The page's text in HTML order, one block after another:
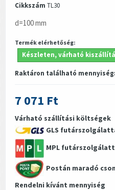
Cikkszám TL30
d=100 mm
Termék elérhetőség:
Készleten, várható
Raktáron található mennyiség:
7 071 Ft
Várható szállítási költségek
GLS
MPL
Postán maradó
Rendelni kívánt mennyiség